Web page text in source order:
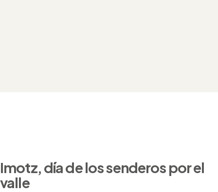
Imotz, día de los senderos por el
valle